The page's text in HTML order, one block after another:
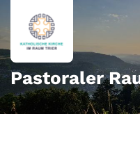
Pastoraler